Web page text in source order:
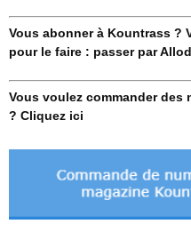
Vous abonner à Kountrass ?
pour le faire : passer par
Vous voulez commander des
? Cliquez ici